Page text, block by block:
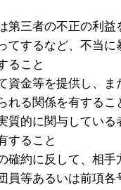
三者の不正の利益
てするなど、不当に
ること
金等を提供し、ま
れる関係を有するこ
的に関与している
すること
約に反して、相手
員等あるいは前項各